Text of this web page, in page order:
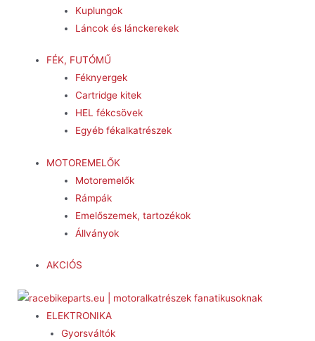
Kuplungok
Láncok és lánckerekek
FÉK, FUTÓMŰ
Féknyergek
Cartridge kitek
HEL fékcsövek
Egyéb fékalkatrészek
MOTOREMELŐK
Motoremelők
Rámpák
Emelőszemek, tartozékok
Állványok
AKCIÓS
ELEKTRONIKA
Gyorsváltók